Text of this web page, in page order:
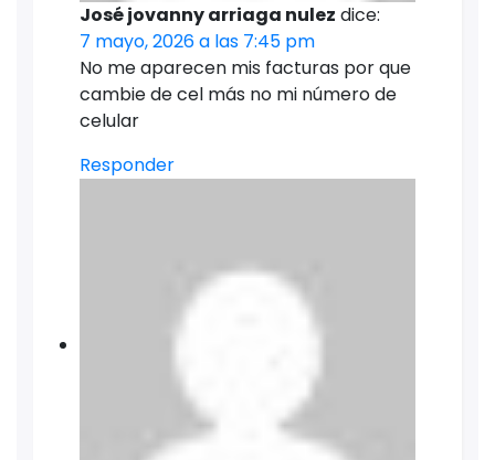
José jovanny arriaga nulez dice:
7 mayo, 2026 a las 7:45 pm
No me aparecen mis facturas por que
cambie de cel más no mi número de
celular
Responder